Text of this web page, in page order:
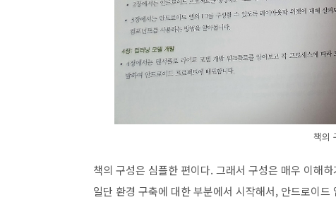
책의
책의 구성은 심플한 편이다. 그래서 구성은 매우 이해
일단 환경 구축에 대한 부분에서 시작해서, 안드로이